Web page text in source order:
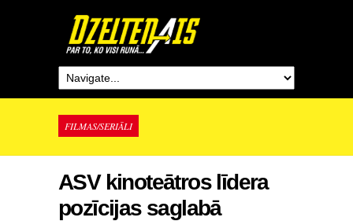
FILMAS/SERIĀLI
ASV kinoteātros līdera
pozīcijas saglabā